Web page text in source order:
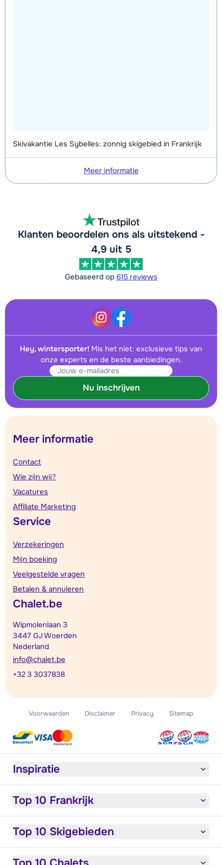
Skivakantie Les Sybelles: zonnig skigebied in Frankrijk
Meer informatie
Klanten beoordelen ons als uitstekend -
4,9 uit 5
Gebaseerd op 615 reviews
Hey, wintersporter! Mis het niet: exclusieve tips van
onze experts en de beste aanbiedingen.
Nu inschrijven
Meer informatie
Contact
Wie zijn wij?
Vacatures
Affiliate Marketing
Service
Verzekeringen
Mijn boeking
Veelgestelde vragen
Betalen & annuleren
Chalet.be
Wipmolenlaan 3
3447 GJ Woerden
Nederland
info@chalet.be
+32 3 3037838
Voorwaarden Disclaimer Privacy Sitemap
Inspiratie
Top 10 Frankrijk
Top 10 Skigebieden